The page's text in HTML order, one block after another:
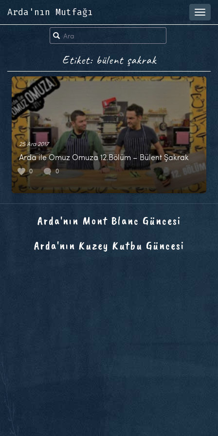
Arda'nın Mutfağı
Etiket: bülent şakrak
25 Ara 2017
Arda ile Omuz Omuza 12.Bölüm – Bülent Şakrak
0 0
Arda'nın Mont Blanc Güncesi
Arda'nın Kuzey Kutbu Güncesi